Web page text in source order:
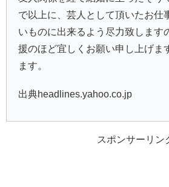
で以上に、芸人として頂いたお仕
いものに出来るよう尽力致します
援のほど宜しくお願い申し上げま
ます。
出典headlines.yahoo.co.jp
スポンサーリン